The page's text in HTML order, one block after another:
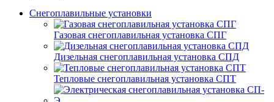
Снегоплавильные установки
Газовая снегоплавильная установка СПГ
Дизельная снегоплавильная установка СПД
Тепловые снегоплавильная установка СПТ